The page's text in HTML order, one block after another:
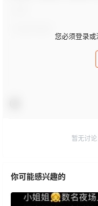
您必须登录
暂无讨
你可能感兴趣的